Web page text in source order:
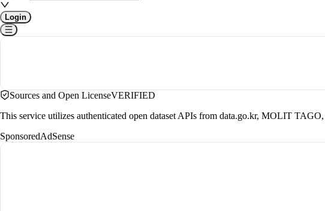
Login
Sources and Open LicenseVERIFIED
This service utilizes authenticated open dataset APIs from data.go.kr, MOLIT
SponsoredAdSense